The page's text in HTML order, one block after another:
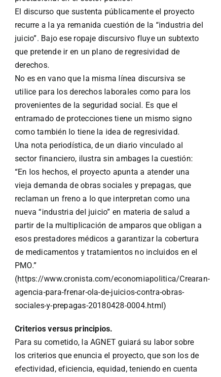
El discurso que sustenta públicamente el proyecto
recurre a la ya remanida cuestión de la “industria del
juicio”. Bajo ese ropaje discursivo fluye un subtexto
que pretende ir en un plano de regresividad de
derechos.
No es en vano que la misma línea discursiva se
utilice para los derechos laborales como para los
provenientes de la seguridad social. Es que el
entramado de protecciones tiene un mismo signo
como también lo tiene la idea de regresividad.
Una nota periodística, de un diario vinculado al
sector financiero, ilustra sin ambages la cuestión:
“En los hechos, el proyecto apunta a atender una
vieja demanda de obras sociales y prepagas, que
reclaman un freno a lo que interpretan como una
nueva “industria del juicio” en materia de salud a
partir de la multiplicación de amparos que obligan a
esos prestadores médicos a garantizar la cobertura
de medicamentos y tratamientos no incluidos en el
PMO.”
(https://www.cronista.com/economiapolitica/Crearan-
agencia-para-frenar-ola-de-juicios-contra-obras-
sociales-y-prepagas-20180428-0004.html)
Criterios versus principios.
Para su cometido, la AGNET guiará su labor sobre
los criterios que enuncia el proyecto, que son los de
efectividad, eficiencia, equidad, teniendo en cuenta